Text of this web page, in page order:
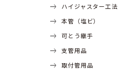
ハイジャスター工法
本管（塩ビ）
可とう継手
支管用品
取付管用品